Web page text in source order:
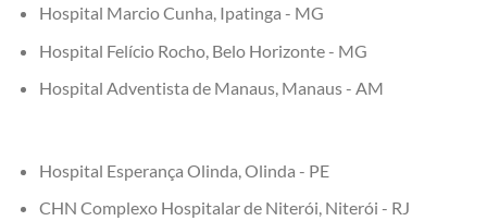
Hospital Marcio Cunha, Ipatinga - MG
Hospital Felício Rocho, Belo Horizonte - MG
Hospital Adventista de Manaus, Manaus - AM
Hospital Esperança Olinda, Olinda - PE
CHN Complexo Hospitalar de Niterói, Niterói - RJ